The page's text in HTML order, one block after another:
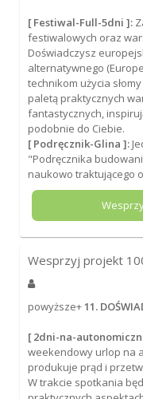
[ Festiwal-Full-5dni ]:
festiwalowych oraz
Doświadczysz
alternatywnego
technikom użycia
paletą praktycznych
fantastycznych,
podobnie do Ciebie.
[ Podręcznik-Glina ]:
"Podręcznika
naukowo traktującego
Wesprzyj projekt
powyższe+11.
[ 2dni-na-
weekendowy urlop na
produkuje prąd i
W trakcie spotkania